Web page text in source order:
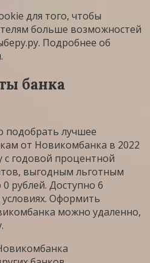
для того, чтобы
больше возможностей
Подробнее об
банка
подобрать лучшее
от Новикомбанка в 2022
с годовой процентной
выгодным льготным
рублей. Доступно 6
Оформить
можно удаленно,